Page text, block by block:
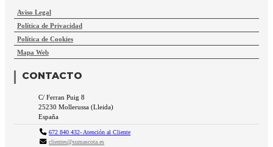
Aviso Legal
Política de Privacidad
Política de Cookies
Mapa Web
CONTACTO
C/ Ferran Puig 8
25230 Mollerussa (Lleida)
España
672 840 432- Atención al Cliente
clientes@sumascota.es